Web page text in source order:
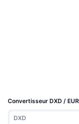
Convertisseur DXD / EUR
DXD